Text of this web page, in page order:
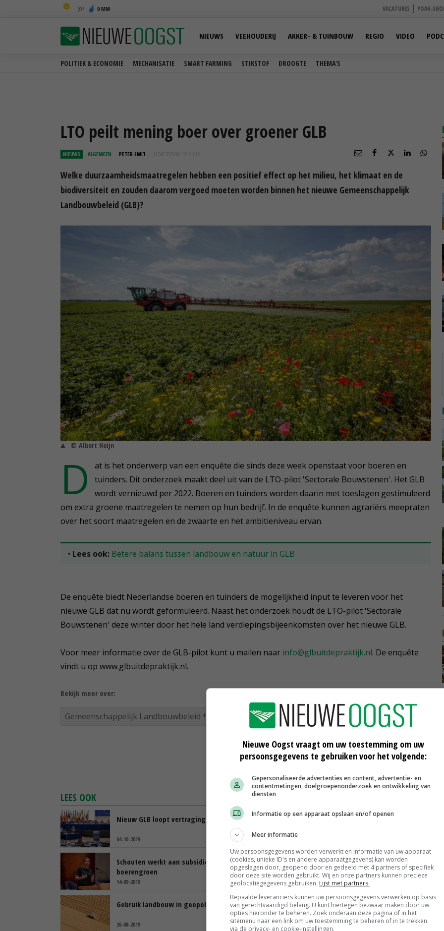
27 0 MM VACATURES POAH-
POLITIEK & ECONOMIE MECHANISATIE SMART FARMING STIKSTOF DROOGTE THEMA'S
NIEUWS VEEHOUDERIJ AKKER- & TUINBOUW REGIO VIDEO
LTO peilt mening boer over groener GLB
NIEUWS ALGEMEEN PETER SMIT 11 OKT 2019 OM 13:42
Welke duurzaamheidsmaatregelen hebben een positief effect op het milieu, het klimaat en de
biodiversiteit en zouden daarom vergoed moeten worden binnen het nieuwe Gemeenschappelijk
Landbouwbeleid (GLB)?
© Albert Heijn
D
at is het onderwerp van een enquête die sinds deze week openstaat voor boeren en
tuinders. Dit onderzoek maakt deel uit van de LTO-pilot 'Sectorale Bouwstenen'. Het GLB
wordt vernieuwd per 2022. Boeren en tuinders worden daarin met toeslagen gestimuleerd
om extra groene maatregelen te nemen op hun bedrijf. In de enquête kunnen agrariërs meepraten
over het soort maatregelen en de zwaarte en het ambitieniveau ervan.
• Lees ook: Betere balans tussen landbouw en natuur in GLB
De enquête biedt Nederlandse boeren en tuinders de mogelijkheid input te leveren voor het
nieuwe GLB dat nu wordt geformuleerd. Naast het onderzoek houdt de LTO-pilot 'Sectorale
Bouwstenen' deze winter door het hele land verdiepingsbijeenkomsten over het nieuwe GLB.
Voor meer informatie over de GLB-pilot kunt u mailen naar info@glbuitdepraktijk.nl. De enquête
vindt u op www.glbuitdepraktijk.nl.
Bekijk meer over:
Gemeenschappelijk Landbouwbeleid vergroening
LEES OOK
Nieuw GLB loopt vertraging op
04-10-2019
EU: boer spil bij borgen koolstof
Schouten werkt aan subsidie voor
boerengroen
14-09-2019
EU-Rekenkamer onderzoekt inzet
satellietfoto's voor GLB-controle
28-08-2019
Gebruik landbouw in geopolitiek
26-08-2019
Flevolands collectief zoekt telers
voor pilot vergroening
14-08-2019
Nieuwe Oogst vraagt om uw toestemming om uw
persoonsgegevens te gebruiken voor het volgende:
Gepersonaliseerde advertenties en content, advertentie- en
contentmetingen, doelgroepenonderzoek en ontwikkeling van
diensten
Informatie op een apparaat opslaan en/of openen
Meer informatie
Uw persoonsgegevens worden verwerkt en informatie van uw apparaat
(cookies, unieke ID's en andere apparaatgegevens) kan worden
opgeslagen door, geopend door en gedeeld met 4 partners of specifiek
door deze site worden gebruikt. Wij en onze partners kunnen precieze
geolocatiegegevens gebruiken. Lijst met partners.
Bepaalde leveranciers kunnen uw persoonsgegevens verwerken op basis
van gerechtvaardigd belang. U kunt hiertegen bezwaar maken door uw
opties hieronder te beheren. Zoek onderaan deze pagina of in het
sitemenu naar een link om uw toestemming te beheren of in te trekken
via de privacy- en cookie-instellingen.